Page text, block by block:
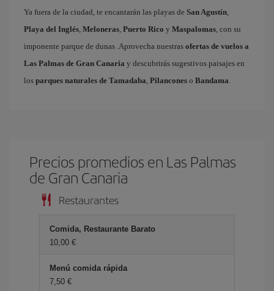
Ya fuera de la ciudad, te encantarán las playas de San Agustín,
Playa del Inglés, Meloneras, Puerto Rico y Maspalomas, con su
imponente parque de dunas .Aprovecha nuestras ofertas de vuelos a
Las Palmas de Gran Canaria y descubrirás sugestivos paisajes en
los parques naturales de Tamadaba, Pilancones o Bandama.
Precios promedios en Las Palmas
de Gran Canaria
Restaurantes
Comida, Restaurante Barato
10,00 €
Menú comida rápida
7,50 €